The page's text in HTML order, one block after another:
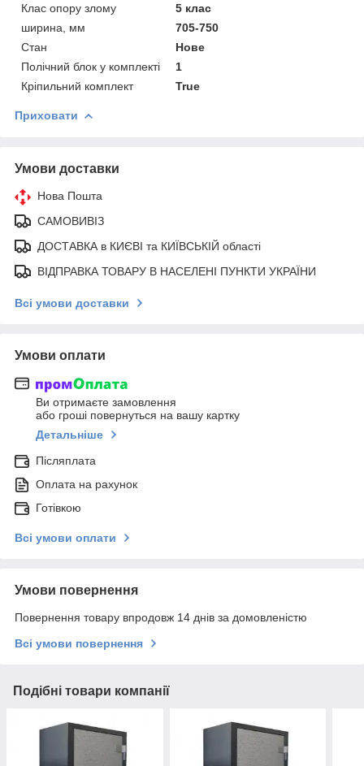
Клас опору злому
5 клас
ширина, мм
705-750
Стан
Нове
Полічний блок у комплекті
1
Кріпильний комплект
True
Приховати
Умови доставки
Нова Пошта
САМОВИВІЗ
ДОСТАВКА в КИЄВІ та КИЇВСЬКІЙ області
ВІДПРАВКА ТОВАРУ В НАСЕЛЕНІ ПУНКТИ УКРАЇНИ
Всі умови доставки
Умови оплати
Ви отримаєте замовлення
або гроші повернуться на вашу картку
Детальніше
Післяплата
Оплата на рахунок
Готівкою
Всі умови оплати
Умови повернення
Повернення товару впродовж 14 днів за домовленістю
Всі умови повернення
Подібні товари компанії